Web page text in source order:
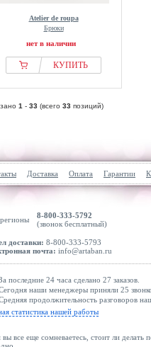
Atelier de roupa
Брюки
нет в наличии
КУПИТЬ
1 - 33 (всего 33 позиций)
Доставка Оплата Гарантии
8-800-333-5792
(звонок бесплатный)
доставки: 8-800-333-5793
почта: info@artaban.ru
последние 24 часа сделано 27 заказов.
наши менеджеры приняли 25
продолжительность разговоров
статистика нашей работы
вы все еще сомневаетесь, стоит ли делать